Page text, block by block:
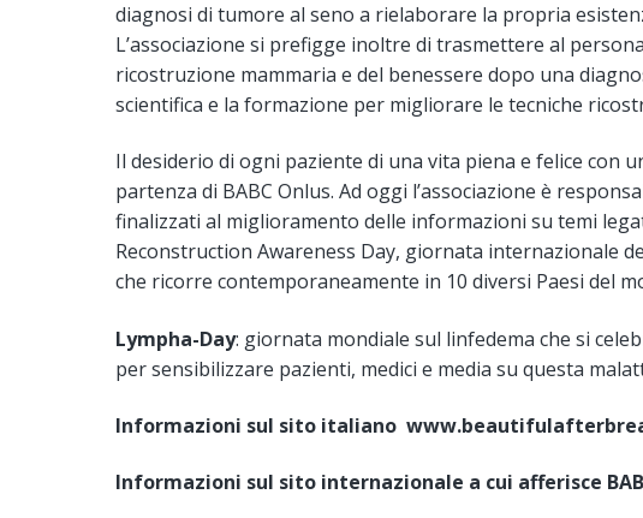
diagnosi di tumore al seno a rielaborare la propria
L’associazione si prefigge inoltre di trasmettere al
ricostruzione mammaria e del benessere dopo una
scientifica e la formazione per migliorare le tecniche
Il desiderio di ogni paziente di una vita piena e felice con
partenza di BABC Onlus. Ad oggi l’associazione è
finalizzati al miglioramento delle informazioni su temi
Reconstruction Awareness Day, giornata internazionale
che ricorre contemporaneamente in 10 diversi Paesi del
Lympha-Day: giornata mondiale sul linfedema che si
per sensibilizzare pazienti, medici e media su questa
Informazioni sul sito italiano
Informazioni sul sito internazionale a cui afferisce